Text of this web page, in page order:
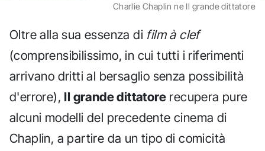
Charlie Chaplin ne Il grande dittatore
Oltre alla sua essenza di film à clef
(comprensibilissimo, in cui tutti i riferimenti
arrivano dritti al bersaglio senza possibilità
d'errore), Il grande dittatore recupera pure
alcuni modelli del precedente cinema di
Chaplin, a partire da un tipo di comicità